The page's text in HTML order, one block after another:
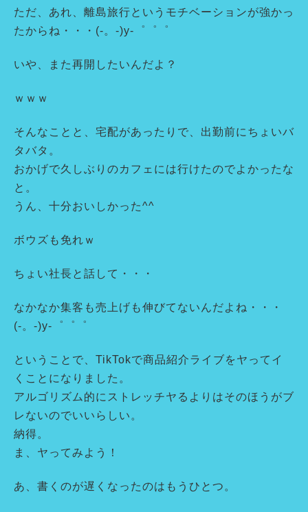
ただ、あれ、離島旅行というモチベーションが強かっ
たからね・・・(-。-)y-゜゜゜
いや、また再開したいんだよ？
ｗｗｗ
そんなことと、宅配があったりで、出勤前にちょいバ
タバタ。
おかげで久しぶりのカフェには行けたのでよかったな
と。
うん、十分おいしかった^^
ボウズも免れｗ
ちょい社長と話して・・・
なかなか集客も売上げも伸びてないんだよね・・・
(-。-)y-゜゜゜
ということで、TikTokで商品紹介ライブをヤってイ
くことになりました。
アルゴリズム的にストレッチヤるよりはそのほうがブ
レないのでいいらしい。
納得。
ま、ヤってみよう！
あ、書くのが遅くなったのはもうひとつ。